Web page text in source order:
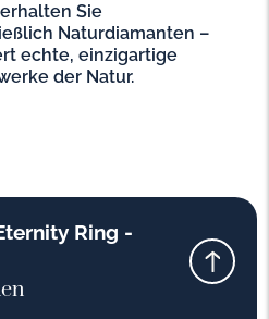
Sie
Naturdiamanten –
echte, einzigartige
der Natur.
Ring -